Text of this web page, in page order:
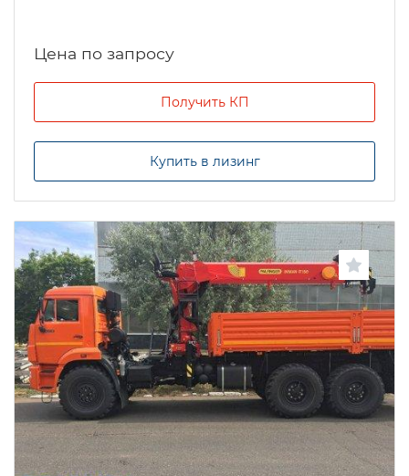
Цена по запросу
Получить КП
Купить в лизинг